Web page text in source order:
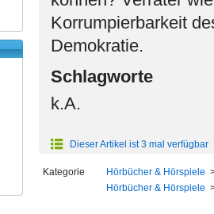
Korrumpierbarkeit
Demokratie.
Schlagworte
k.A.
Dieser Artikel ist 3 mal verfügbar
Kategorie Hörbücher & Hörspiele
Hörbücher & Hörspiele